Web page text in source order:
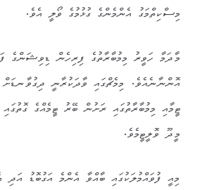
މިސްކިތްމަގު އެންމެންގެ ގުޅުމުގެ ވޯލީ އެވެ.
މާދަމާ ހަވީރު މިމުބާރާތުގެ ފިރިހެން ޑިވިޝަންގެ
އޮންނާނެއެވެ. މިމެޗްގައި ވާދަކުރާނީ
ޓީމާއި މިމުބާރާތުގައި ރަށުން ބޭރު ޓީމެއްގެ
މީދޫ ވޮލީޓީމެވެ.
މިއީ ފުވައްމުލަކުގައި ބާއްވާ އެންމެ އަގުބޮޑު